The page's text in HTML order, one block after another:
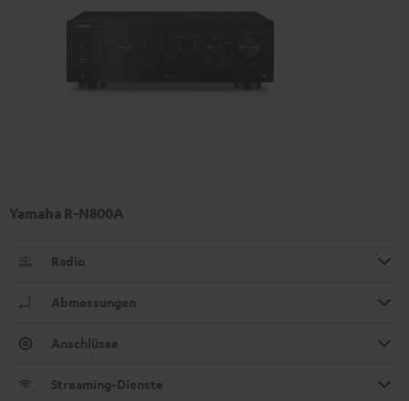
Yamaha R-N800A
Radio
Abmessungen
Anschlüsse
Streaming-Dienste